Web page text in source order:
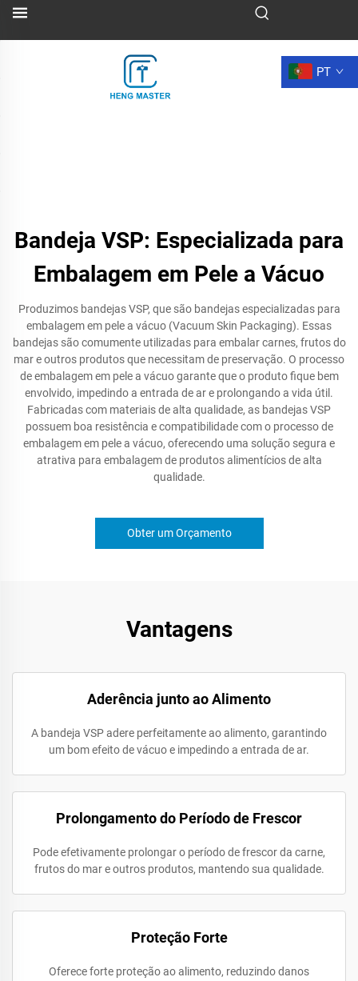
PT
Bandeja VSP: Especializada para
Embalagem em Pele a Vácuo
Produzimos bandejas VSP, que são bandejas especializadas para
embalagem em pele a vácuo (Vacuum Skin Packaging). Essas
bandejas são comumente utilizadas para embalar carnes, frutos do
mar e outros produtos que necessitam de preservação. O processo
de embalagem em pele a vácuo garante que o produto fique bem
envolvido, impedindo a entrada de ar e prolongando a vida útil.
Fabricadas com materiais de alta qualidade, as bandejas VSP
possuem boa resistência e compatibilidade com o processo de
embalagem em pele a vácuo, oferecendo uma solução segura e
atrativa para embalagem de produtos alimentícios de alta
qualidade.
Obter um Orçamento
Vantagens
Aderência junto ao Alimento
A bandeja VSP adere perfeitamente ao alimento, garantindo
um bom efeito de vácuo e impedindo a entrada de ar.
Prolongamento do Período de Frescor
Pode efetivamente prolongar o período de frescor da carne,
frutos do mar e outros produtos, mantendo sua qualidade.
Proteção Forte
Oferece forte proteção ao alimento, reduzindo danos